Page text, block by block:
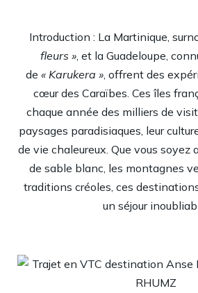
Introduction : La Martinique,
fleurs », et la Guadeloupe,
de « Karukera », offrent des
cœur des Caraïbes. Ces îles
chaque année des milliers de
paysages paradisiaques, leur
de vie chaleureux. Que vous soyez
de sable blanc, les montagnes
traditions créoles, ces
un séjour